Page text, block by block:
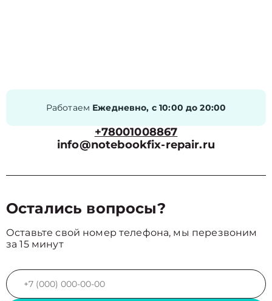
Работаем Ежедневно, с 10:00 до 20:00
+78001008867
info@notebookfix-repair.ru
Остались вопросы?
Оставьте свой номер телефона, мы перезвоним
за 15 минут